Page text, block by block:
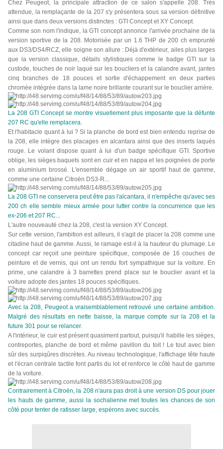
Chez Peugeot, la principale attraction de ce salon s'appelle 208. Très
attendue, la remplaçante de la 207 s'y présentera sous sa version définitive
ainsi que dans deux versions distinctes : GTI Concept et XY Concept.
Comme son nom l'indique, la GTI concept annonce l'arrivée prochaine de la
version sportive de la 208. Motorisée par un 1.6 THP de 200 ch emprunté
aux DS3/DS4/RCZ, elle soigne son allure : Déjà d'extérieur, ailes plus larges
que la version classique, détails stylistiques comme le badge GTI sur la
custode, touches de noir laqué sur les boucliers et la calandre avant, jantes
cinq branches de 18 pouces et sortie d'échappement en deux parties
chromée intégrée dans la lame noire brillante courant sur le bouclier arrière.
La 208 GTI Concept se montre visuellement plus imposante que la défunte
207 RC qu'elle remplacera.
Et l'habitacle quant à lui ? Si la planche de bord est bien entendu reprise de
la 208, elle intègre des placages en alcantara ainsi que des inserts laqués
rouge. Le volant dispose quant à lui d'un badge spécifique GTI. Sportive
oblige, les sièges baquets sont en cuir et en nappa et les poignées de porte
en aluminium brossé. L'ensemble dégage un air sportif haut de gamme,
comme une certaine Citroën DS3-R...
La 208 GTI ne conservera peut être pas l'alcantara, il n'empêche qu'avec ses
200 ch elle semble mieux armée pour lutter contre la concurrence que les
ex-206 et 207 RC...
L'autre nouveauté chez la 208, c'est la version XY Concept.
Sur cette version, l'ambition est ailleurs, il s'agit de placer la 208 comme une
citadine haut de gamme. Aussi, le ramage est-il à la hauteur du plumage. Le
concept car reçoit une peinture spécifique, composée de 16 couches de
peinture et de vernis, qui ont un rendu fort sympathique sur la voiture. En
prime, une calandre à 3 barrettes prend place sur le bouclier avant et la
voiture adopte des jantes 18 pouces spécifiques.
Avec la 208, Peugeot a vraisemblablement retrouvé une certaine ambition.
Malgré des résultats en nette baisse, la marque compte sur la 208 et la
future 301 pour se relancer.
A l'intérieur, le cuir est présent quasiment partout, puisqu'il habille les sièges,
contreportes, planche de bord et même pavillon du toit ! Le tout avec bien
sûr des surpiqûres discrètes. Au niveau technologique, l'affichage tête haute
et l'écran centrale tactile font partis du lot et renforce le côté haut de gamme
de la voiture.
Contrairement à Citroën, la 208 n'aura pas droit à une version DS pour jouer
les hauts de gamme, aussi la sochalienne met toutes les chances de son
côté pour tenter de ratisser large, espérons avec succès.